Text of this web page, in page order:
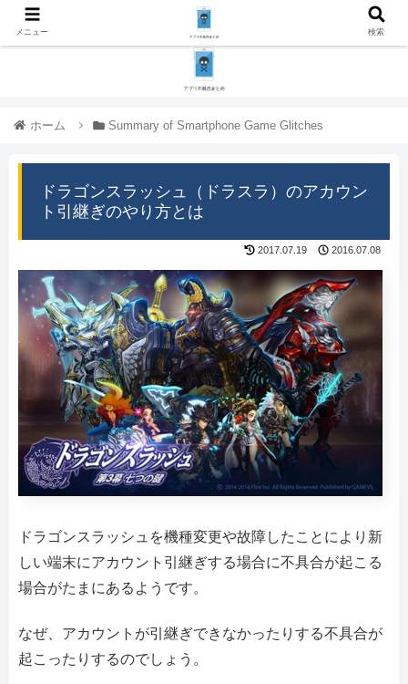
ホーム Summary of Smartphone Game Glitches
ドラゴンスラッシュ（ドラスラ）のアカウン
ト引継ぎのやり方とは
2017.07.19 2016.07.08
ドラゴンスラッシュを機種変更や故障したことにより新
しい端末にアカウント引継ぎする場合に不具合が起こる
場合がたまにあるようです。
なぜ、アカウントが引継ぎできなかったりする不具合が
起こったりするのでしょう。
メニュー 検索